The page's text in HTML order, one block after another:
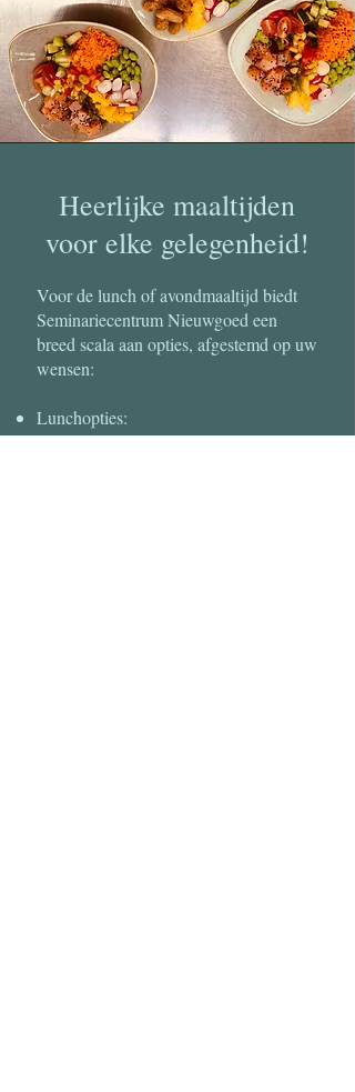
Heerlijke maaltijden
voor elke gelegenheid!
Voor de lunch of avondmaaltijd biedt
Seminariecentrum Nieuwgoed een
breed scala aan opties, afgestemd op uw
wensen:
Lunchopties:
Geniet van een broodjes- en wraps